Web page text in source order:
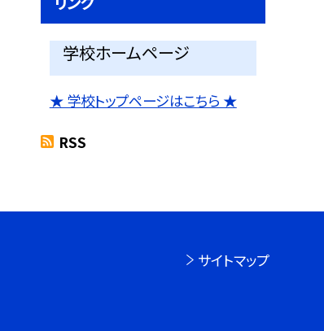
学校ホームページ
★ 学校トップページはこちら ★
RSS
サイトマップ